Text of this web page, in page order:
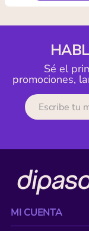
Sé el
promociones,
MI CUENTA